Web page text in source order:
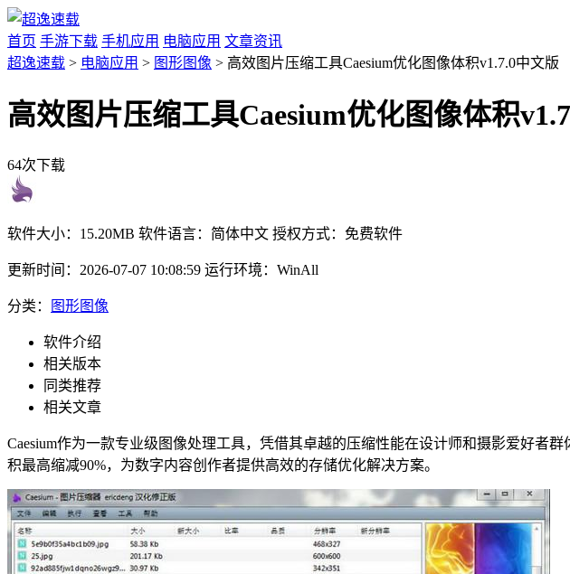
首页 手游下载 手机应用 电脑应用 文章资讯
超逸速载 > 电脑应用 > 图形图像 > 高效图片压缩工具Caesium优化图像体积v1.7.0中文版
高效图片压缩工具Caesium优化图像体积
64次下载
软件大小： 15.20MB 软件语言： 简体中文 授权方式： 免费软件
更新时间： 2026-07-07 10:08:59 运行环境： WinAll
分类： 图形图像
软件介绍
相关版本
同类推荐
相关文章
Caesium作为一款专业级图像处理工具，凭借其卓越的压缩性能在设计师和摄影爱好者
积最高缩减90%，为数字内容创作者提供高效的存储优化解决方案。